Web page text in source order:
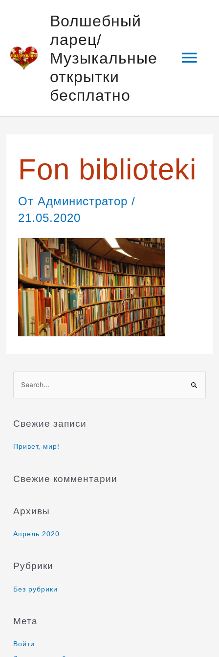
содержимому
Волшебный
ларец/
Музыкальные
открытки
бесплатно
Fon biblioteki
От Администратор /
21.05.2020
о
с
Свежие записи
Привет, мир!
Свежие комментарии
Архивы
Апрель 2020
Рубрики
Без рубрики
Мета
Войти